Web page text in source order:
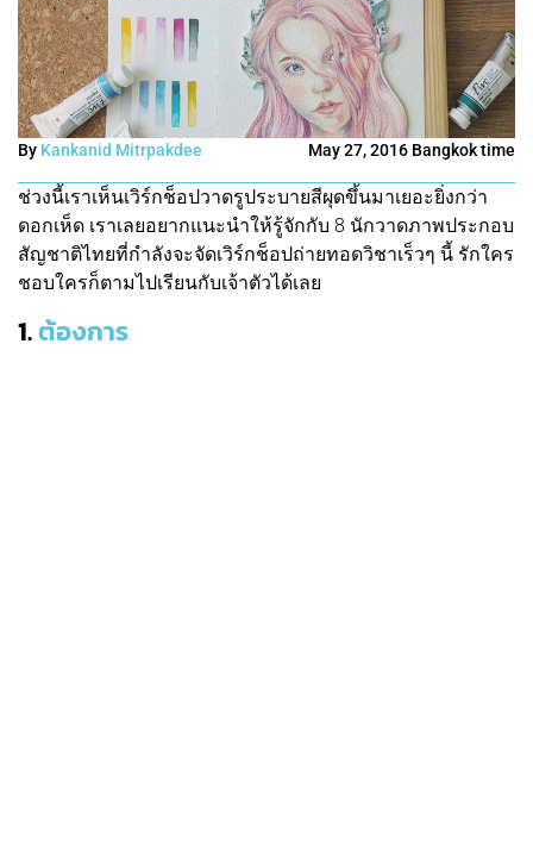
By Kankanid Mitrpakdee May 27, 2016 Bangkok time
ช่วงนี้เราเห็นเวิร์กช็อปวาดรูประบายสีผุดขึ้นมาเยอะยิ่งกว่า
ดอกเห็ด เราเลยอยากแนะนำให้รู้จักกับ 8 นักวาดภาพประกอบ
สัญชาติไทยที่กำลังจะจัดเวิร์กช็อปถ่ายทอดวิชาเร็วๆ นี้ รักใคร
ชอบใครก็ตามไปเรียนกับเจ้าตัวได้เลย
1.ต้องการ